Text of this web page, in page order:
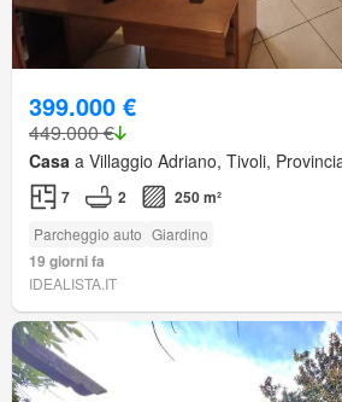
399.000 €
449.000 €
Casa a Villaggio Adriano, Tivoli,
7 2 250 m²
Parcheggio auto Giardino
19 giorni fa
IDEALISTA.IT